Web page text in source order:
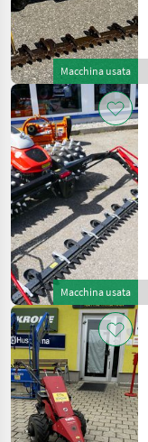
Macchina usata
Macchina usata